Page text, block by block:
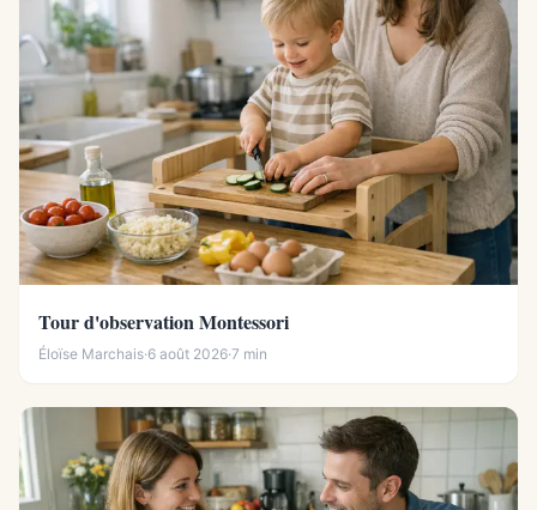
Tour d'observation Montessori
Éloïse Marchais·6 août 2026·7 min